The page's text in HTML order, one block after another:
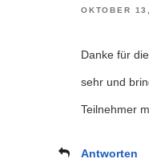
OKTOBER
Danke für
sehr und
Teilnehmer
Antworten